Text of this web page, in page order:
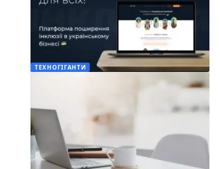
ТЕХНОГІГАНТИ